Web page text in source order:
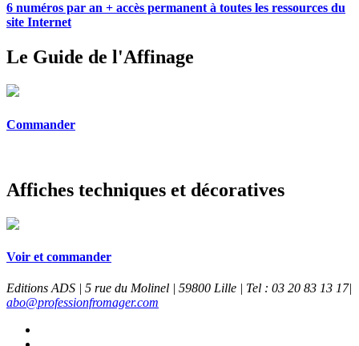
6 numéros par an + accès permanent à toutes les ressources du
site Internet
Le Guide de l'Affinage
Commander
Affiches techniques et décoratives
Voir et commander
Editions ADS | 5 rue du Molinel | 59800 Lille | Tel : 03 20 83 13 17|
abo@professionfromager.com